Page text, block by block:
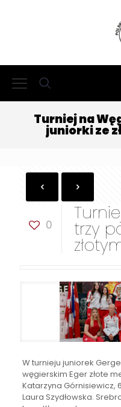
Turniej na
juniorki ze
0 trzy
W turnieju juniorek
węgierskim Eger złote
Katarzyna Górnisiewicz,
Laura Szydłowska.